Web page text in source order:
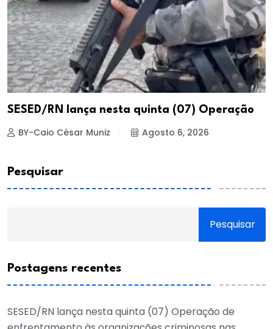
SESED/RN lança nesta quinta (07) Operação
BY-Caio César Muniz Agosto 6, 2026
Pesquisar
Pesquisar
Postagens recentes
SESED/RN lança nesta quinta (07) Operação de